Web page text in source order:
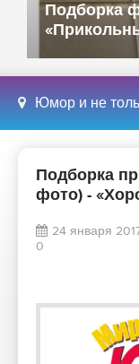
Подборка
Юмор и не
Подборка
фото) -
24 января
0